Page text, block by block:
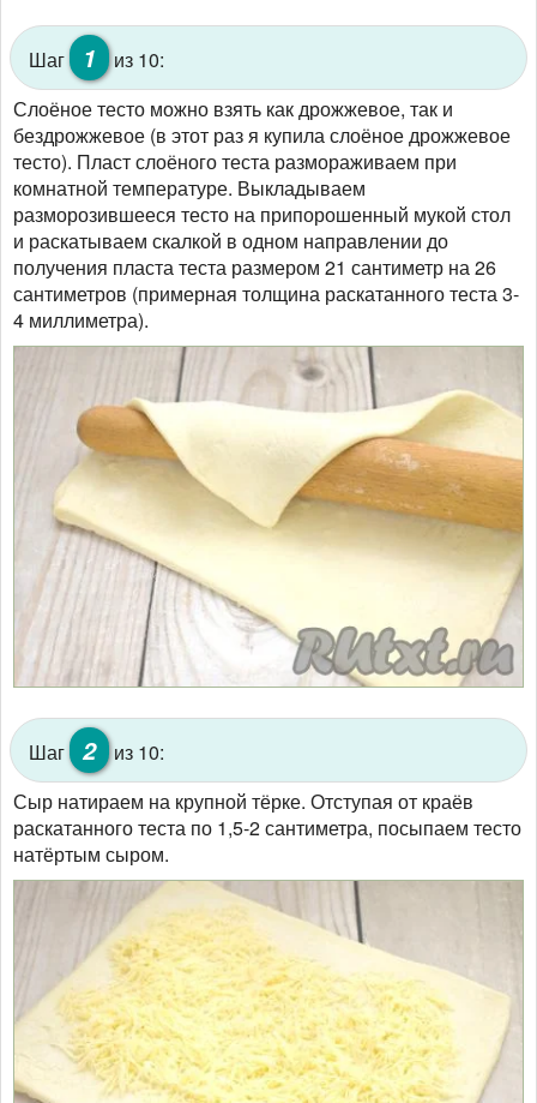
Шаг 1
из 10:
Слоёное тесто можно взять как дрожжевое, так и
бездрожжевое (в этот раз я купила слоёное дрожжевое
тесто). Пласт слоёного теста размораживаем при
комнатной температуре. Выкладываем
разморозившееся тесто на припорошенный мукой стол
и раскатываем скалкой в одном направлении до
получения пласта теста размером 21 сантиметр на 26
сантиметров (примерная толщина раскатанного теста 3-
4 миллиметра).
Шаг 2
из 10:
Сыр натираем на крупной тёрке. Отступая от краёв
раскатанного теста по 1,5-2 сантиметра, посыпаем тесто
натёртым сыром.